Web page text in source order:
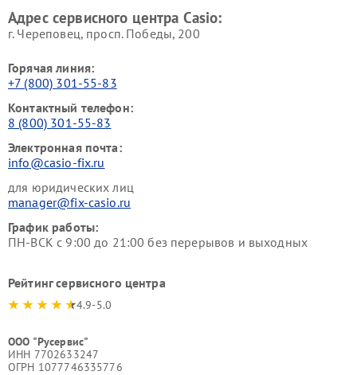
Адрес сервисного центра Casio:
г. Череповец, просп. Победы, 200
Горячая линия:
+7 (800) 301-55-83
Контактный телефон:
8 (800) 301-55-83
Электронная почта:
info@casio-fix.ru
для юридических лиц
manager@fix-casio.ru
График работы:
ПН-ВСК с 9:00 до 21:00 без перерывов и выходных
Рейтинг сервисного центра
4.9-5.0
ООО "Русервис"
ИНН 7702633247
ОГРН 1077746335776